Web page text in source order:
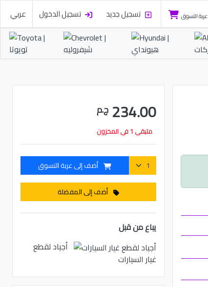
عربة التسوق تسجيل جديد تسجيل الدخول
عربي
234.00 ج.م
متبقي 1 في المخزون
أضف إلى عربة التسوق
أضف إلى المفضلة
يباع من قبل
أجياد لقطع
غيار السيارات